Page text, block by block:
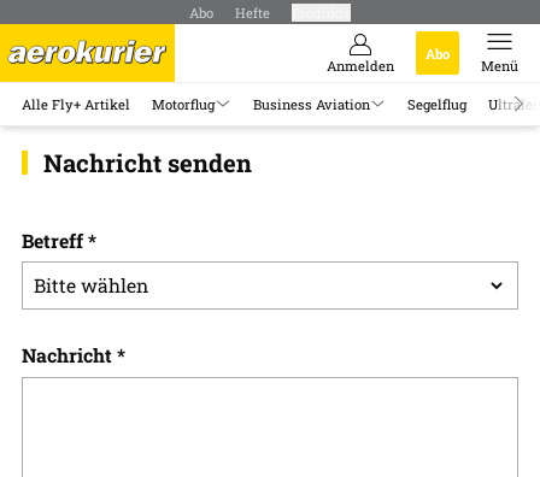
Abo Hefte
Anmelden
Abo
Menü
Alle Fly+ Artikel Motorflug Business Aviation Segelflug
Nachricht senden
Betreff*
Nachricht*